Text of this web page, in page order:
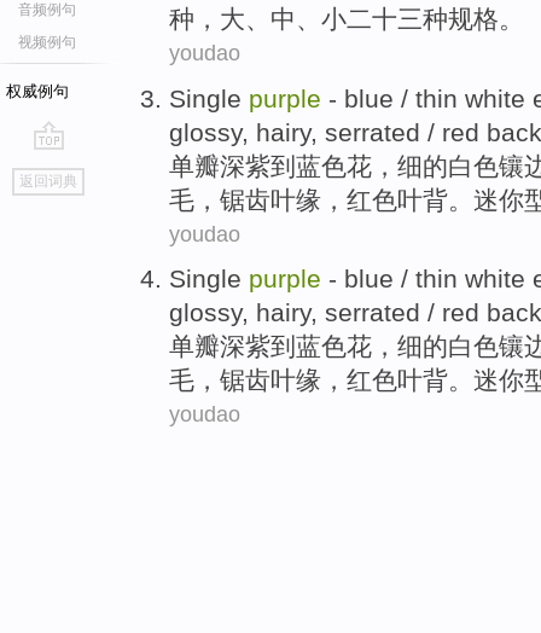
音频例句
视频例句
权威例句
go
top
返回词典
种 ， 大、 中、 小二十三种规格。
youdao
Single purple - blue / thin white
glossy, hairy, serrated / red
单瓣深紫到 蓝色花， 细的白色镶
毛 ， 锯齿叶缘， 红色叶背。 迷你
youdao
Single purple - blue / thin white
glossy, hairy, serrated / red
单瓣深紫到 蓝色花， 细的白色镶
毛 ， 锯齿叶缘， 红色叶背。 迷你
youdao